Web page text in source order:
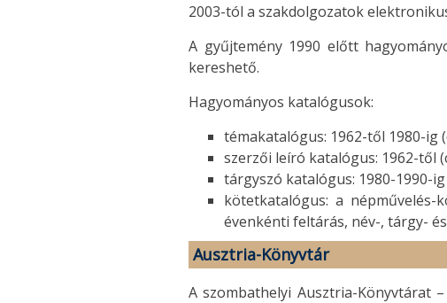
2003-tól a szakdolgozatok
A gyűjtemény 1990 előtt
kereshető.
Hagyományos katalógusok:
témakatalógus: 1962-től 1980-ig
szerzői leíró katalógus: 1962-től
tárgyszó katalógus: 1980-1990-
kötetkatalógus: a népművelés-
évenkénti feltárás, név-, tárgy-
Ausztria-Könyvtár
A szombathelyi Ausztria-Könyvtárat